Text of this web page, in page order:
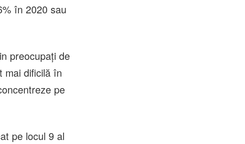
în 2020 sau
preocupați de
mai dificilă în
pe
pe locul 9 al